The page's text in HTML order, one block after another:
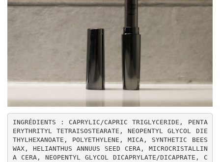
INGRÉDIENTS : CAPRYLIC/CAPRIC TRIGLYCERIDE, PENTA
ERYTHRITYL TETRAISOSTEARATE, NEOPENTYL GLYCOL DIE
THYLHEXANOATE, POLYETHYLENE, MICA, SYNTHETIC BEES
WAX, HELIANTHUS ANNUUS SEED CERA, MICROCRISTALLIN
A CERA, NEOPENTYL GLYCOL DICAPRYLATE/DICAPRATE, C